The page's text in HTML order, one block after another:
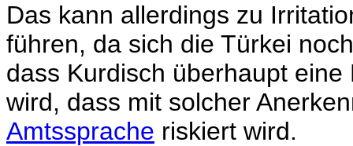
Das kann allerdings zu
führen, da sich die Türkei
dass Kurdisch überhaupt
wird, dass mit solcher
Amtssprache riskiert wird.